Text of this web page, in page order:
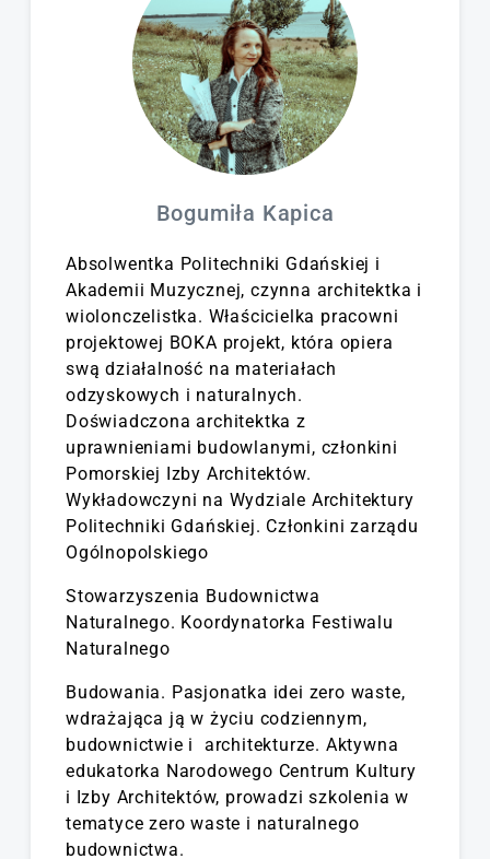
rozwiązań legislacyjnych i
logistycznych.
Paszporty materiałów
budowlanych, mapowanie
składów budowlanych.
Analiza sytuacji w Polsce i w
Europie, przedstawienie
procesu budowlanego w
duchu zerowaste od koncepcji
do realizacji, z
uwzględnieniem aktualnych
regulacji prawnych, realiów
projektowych, koordynacji
międzybranżowej oraz
wykonawczej.
Propozycje rozwiązań
systemowych powiązania
sektora rozbiórkowego,
projektowego i
wykonawczego.
2 zadania warsztatowe
narzędzia współpracy
międzybranżowej
inwestycja w duchu gospodarki
obiegu zamkniętego
Bogumiła Kapica
Absolwentka Politechniki Gdańskiej i
Akademii Muzycznej, czynna architektka i
wiolonczelistka. Właścicielka pracowni
projektowej BOKA projekt, która opiera
swą działalność na materiałach
odzyskowych i naturalnych.
Doświadczona architektka z
uprawnieniami budowlanymi, członkini
Pomorskiej Izby Architektów.
Wykładowczyni na Wydziale Architektury
Politechniki Gdańskiej. Członkini zarządu
Ogólnopolskiego
Stowarzyszenia Budownictwa
Naturalnego. Koordynatorka Festiwalu
Naturalnego
Budowania. Pasjonatka idei zero waste,
wdrażająca ją w życiu codziennym,
budownictwie i architekturze. Aktywna
edukatorka Narodowego Centrum Kultury
i Izby Architektów, prowadzi szkolenia w
tematyce zero waste i naturalnego
budownictwa.